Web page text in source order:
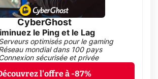
CyberGhost
le Ping et le Lag
optimisés pour le gaming
mondial dans 100 pays
Connexion sécurisée et privée
l'offre à -87%